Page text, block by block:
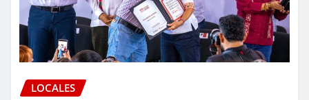
LOCALES